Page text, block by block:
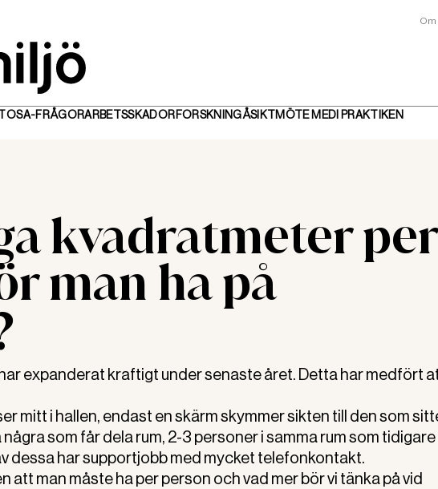
OSA-FRÅGORARBETSSKADORFORSKNINGÅSIKTMÖTE MED I PRAKTIKEN
kvadratmeter per
man ha på
expanderat kraftigt under senaste året. Detta har medfört
mitt i hallen, endast en skärm skymmer sikten till den som
som får dela rum, 2-3 personer i samma rum som
dessa har supportjobb med mycket telefonkontakt.
att man måste ha per person och vad mer bör vi tänka på vid